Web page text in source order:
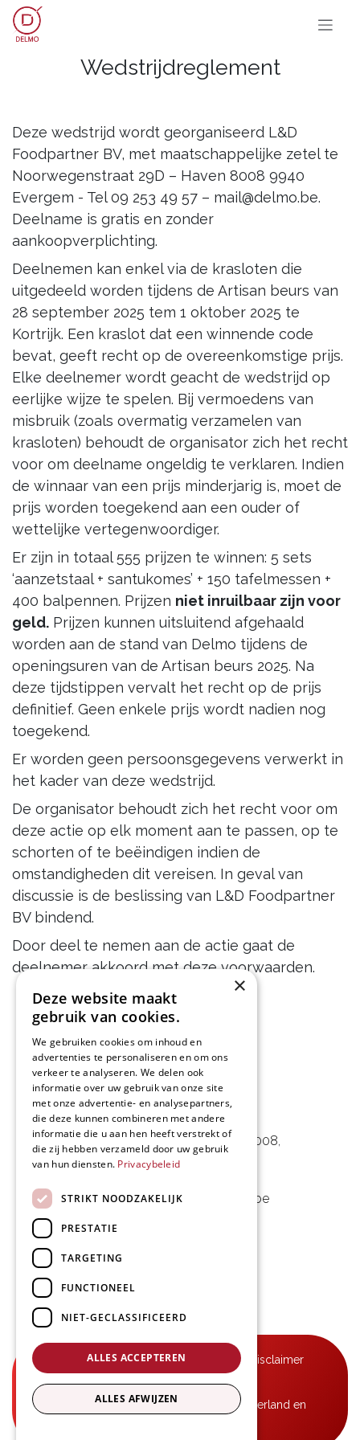
OVERSLAAN NAAR INHOUD
Wedstrijdreglement
Deze wedstrijd wordt georganiseerd L&D
Foodpartner BV, met maatschappelijke zetel te
Noorwegenstraat 29D – Haven 8008 9940
Evergem - Tel 09 253 49 57 – mail@delmo.be.
Deelname is gratis en zonder
aankoopverplichting.
Deelnemen kan enkel via de krasloten die
uitgedeeld worden tijdens de Artisan beurs van
28 september 2025 tem 1 oktober 2025 te
Kortrijk. Een kraslot dat een winnende code
bevat, geeft recht op de overeenkomstige prijs.
Elke deelnemer wordt geacht de wedstrijd op
eerlijke wijze te spelen. Bij vermoedens van
misbruik (zoals overmatig verzamelen van
krasloten) behoudt de organisator zich het recht
voor om deelname ongeldig te verklaren. Indien
de winnaar van een prijs minderjarig is, moet de
prijs worden toegekend aan een ouder of
wettelijke vertegenwoordiger.
Er zijn in totaal 555 prijzen te winnen: 5 sets
‘aanzetstaal + santukomes’ + 150 tafelmessen +
400 balpennen. Prijzen niet inruilbaar zijn voor
geld. Prijzen kunnen uitsluitend afgehaald
worden aan de stand van Delmo tijdens de
openingsuren van de Artisan beurs 2025. Na
deze tijdstippen vervalt het recht op de prijs
definitief. Geen enkele prijs wordt nadien nog
toegekend.
Er worden geen persoonsgegevens verwerkt in
het kader van deze wedstrijd.
De organisator behoudt zich het recht voor om
deze actie op elk moment aan te passen, op te
schorten of te beëindigen indien de
omstandigheden dit vereisen. In geval van
discussie is de beslissing van L&D Foodpartner
BV bindend.
Door deel te nemen aan de actie gaat de
deelnemer akkoord met deze voorwaarden.
L&D Foodpartner BV
Noorwegenstraat 29D, Haven 8008,
9940 Evergem, BE
09 253 49 57-mail@delmo.be
© Delmo 2026-Privacyverklaring -
Disclaimer
-Algemene voorwaarden
B2B-leveringen in België, Frankrijk, Nederland en
×
Deze website maakt
gebruik van cookies.
We gebruiken cookies om inhoud en
advertenties te personaliseren en om ons
verkeer te analyseren. We delen ook
informatie over uw gebruik van onze site
met onze advertentie- en analysepartners,
die deze kunnen combineren met andere
informatie die u aan hen heeft verstrekt of
die zij hebben verzameld door uw gebruik
van hun diensten. Privacybeleid
STRIKT NOODZAKELIJK
PRESTATIE
TARGETING
FUNCTIONEEL
NIET-GECLASSIFICEERD
ALLES ACCEPTEREN
ALLES AFWIJZEN